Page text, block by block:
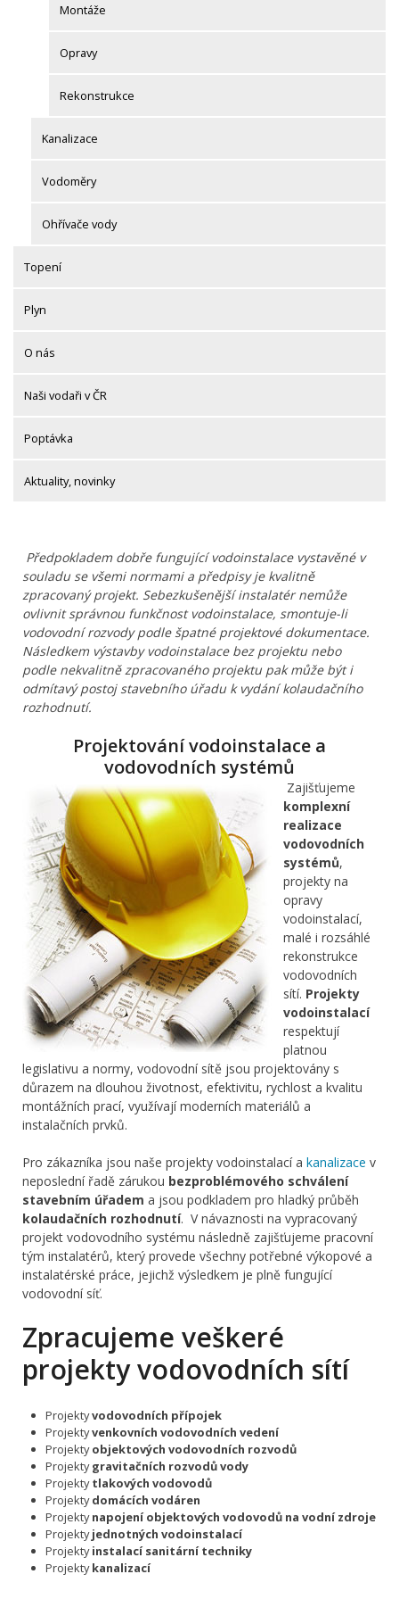
Montáže
Opravy
Rekonstrukce
Kanalizace
Vodoměry
Ohřívače vody
Topení
Plyn
O nás
Naši vodaři v ČR
Poptávka
Aktuality, novinky
Předpokladem dobře fungující vodoinstalace vystavěné v
souladu se všemi normami a předpisy je kvalitně
zpracovaný projekt. Sebezkušenější instalatér nemůže
ovlivnit správnou funkčnost vodoinstalace, smontuje-li
vodovodní rozvody podle špatné projektové dokumentace.
Následkem výstavby vodoinstalace bez projektu nebo
podle nekvalitně zpracovaného projektu pak může být i
odmítavý postoj stavebního úřadu k vydání kolaudačního
rozhodnutí.
Projektování vodoinstalace a
vodovodních systémů
Zajišťujeme
komplexní
realizace
vodovodních
systémů,
projekty na
opravy
vodoinstalací,
malé i rozsáhlé
rekonstrukce
vodovodních
sítí. Projekty
vodoinstalací
respektují
platnou
legislativu a normy, vodovodní sítě jsou projektovány s
důrazem na dlouhou životnost, efektivitu, rychlost a kvalitu
montážních prací, využívají moderních materiálů a
instalačních prvků.
Pro zákazníka jsou naše projekty vodoinstalací a kanalizace v
neposlední řadě zárukou bezproblémového schválení
stavebním úřadem a jsou podkladem pro hladký průběh
kolaudačních rozhodnutí. V návaznosti na vypracovaný
projekt vodovodního systému následně zajišťujeme pracovní
tým instalatérů, který provede všechny potřebné výkopové a
instalatérské práce, jejichž výsledkem je plně fungující
vodovodní síť.
Zpracujeme veškeré
projekty vodovodních sítí
Projektyvodovodních přípojek
Projektyvenkovních vodovodních vedení
Projektyobjektových vodovodních rozvodů
Projektygravitačních rozvodů vody
Projektytlakových vodovodů
Projektydomácích vodáren
Projektynapojení objektových vodovodů na vodní zdroje
Projektyjednotných vodoinstalací
Projektyinstalací sanitární techniky
Projektykanalizací